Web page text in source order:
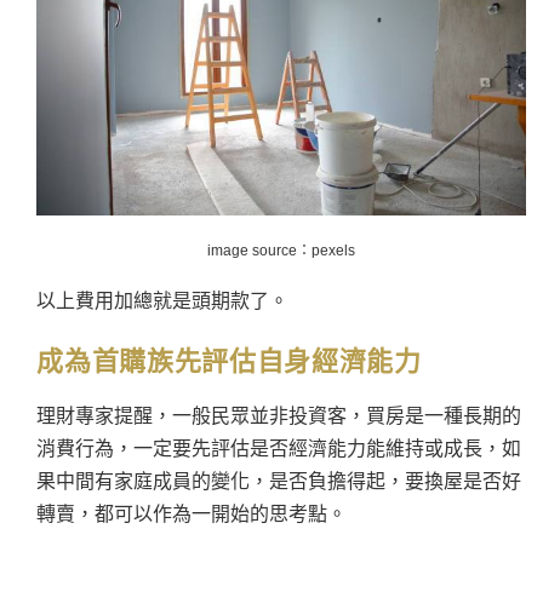
image source：pexels
以上費用加總就是頭期款了。
成為首購族先評估自身經濟能力
理財專家提醒，一般民眾並非投資客，買房是一種長期的
消費行為，一定要先評估是否經濟能力能維持或成長，如
果中間有家庭成員的變化，是否負擔得起，要換屋是否好
轉賣，都可以作為一開始的思考點。